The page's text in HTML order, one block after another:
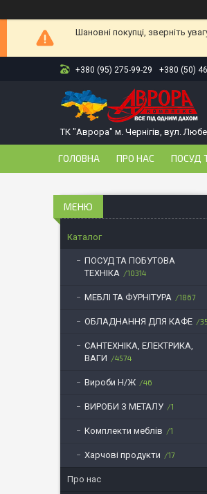
Шановні покупці, зверніть
+380 (95) 275-99-29 +380 (50)
ТК "Аврора" м. Чернігів, вул.
ГОЛОВНА ПРО НАС ПОСУД
Каталог
ПОСУД ТА ПОБУТОВА
ТЕХНІКА
10314
МЕБЛІ ТА ФУРНІТУРА 1867
ОБЛАДНАННЯ ДЛЯ КАФЕ
САНТЕХНІКА, ЕЛЕКТРИКА,
ВАГИ
4574
Вироби Н/Ж 46
ВИРОБИ З МЕТАЛУ 1
Комплекти меблів 1
Харчові продукти 17
Про нас